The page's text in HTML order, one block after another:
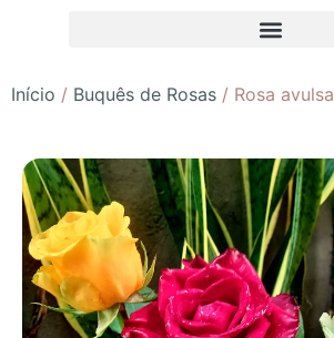
Início / Buquês de Rosas / Rosa avulsa